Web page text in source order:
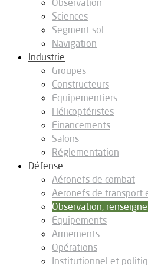
Observation
Sciences
Segment sol
Navigation
Industrie
Groupes
Constructeurs
Equipementiers
Hélicoptéristes
Financements
Salons
Réglementation
Défense
Aéronefs de combat
Aeronefs de transport
Observation,
Equipements
Armements
Opérations
Institutionnel et